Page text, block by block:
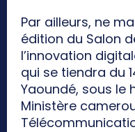
Par ailleurs, ne
édition du Salon
l’innovation
qui se tiendra du
Yaoundé, sous le
Ministère